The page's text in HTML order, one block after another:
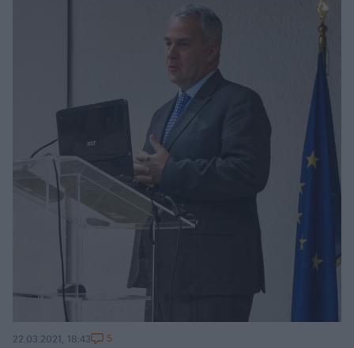
22.03.2021, 18:43 5